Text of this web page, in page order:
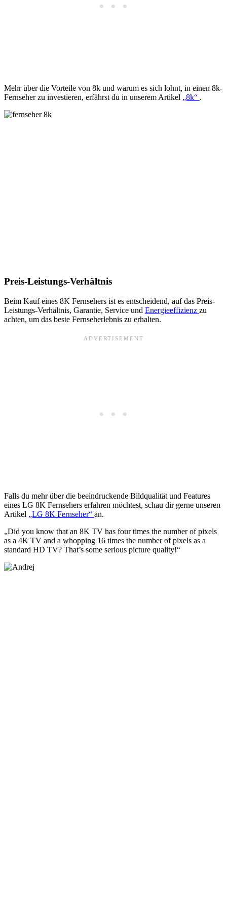
Mehr über die Vorteile von 8k und warum es sich lohnt, in einen 8k-
Fernseher zu investieren, erfährst du in unserem Artikel „8k“ .
Preis-Leistungs-Verhältnis
Beim Kauf eines 8K Fernsehers ist es entscheidend, auf das Preis-
Leistungs-Verhältnis, Garantie, Service und Energieeffizienz zu
achten, um das beste Fernseherlebnis zu erhalten.
Falls du mehr über die beeindruckende Bildqualität und Features
eines LG 8K Fernsehers erfahren möchtest, schau dir gerne unseren
Artikel „LG 8K Fernseher“ an.
„Did you know that an 8K TV has four times the number of pixels
as a 4K TV and a whopping 16 times the number of pixels as a
standard HD TV? That’s some serious picture quality!“